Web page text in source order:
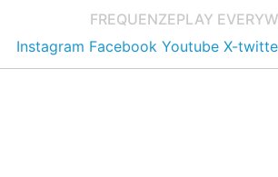
FREQUENZEPLAY
Instagram Facebook Youtube X-